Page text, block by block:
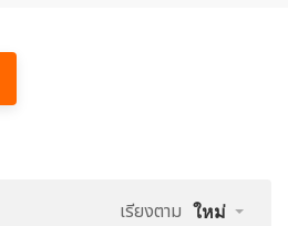
เรียงตาม ใหม่